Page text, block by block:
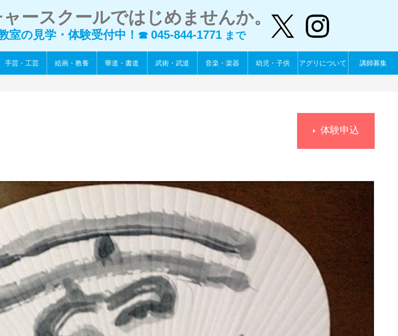
ースクールではじめませんか。
室の見学・体験受付中！ ☎ 045-844-1771 まで
手芸・工芸 絵画・教養 華道・書道 武術・武道 音楽・楽器 幼児・子供 アグリについて 講師募集
体験申込